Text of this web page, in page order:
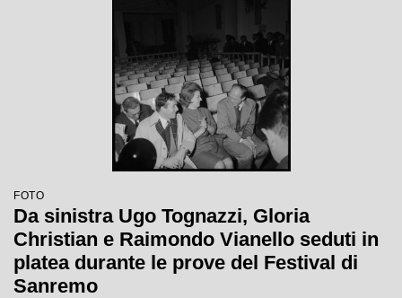
FOTO
Da sinistra Ugo Tognazzi, Gloria
Christian e Raimondo Vianello seduti in
platea durante le prove del Festival di
Sanremo